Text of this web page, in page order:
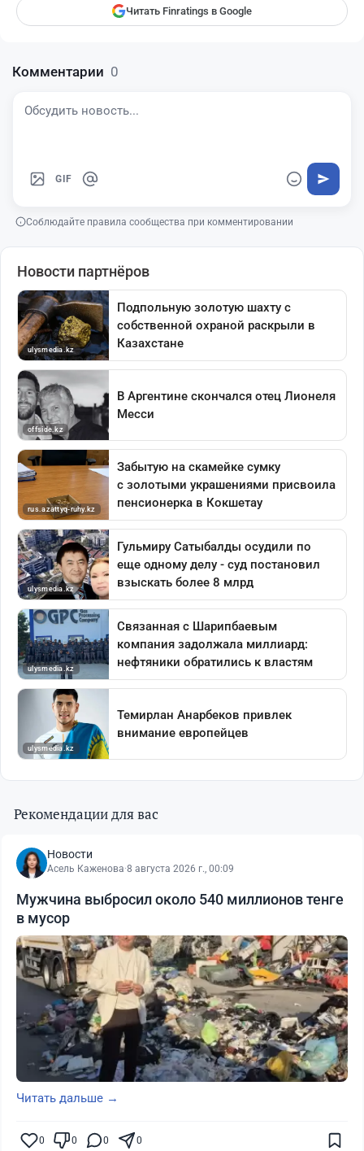
Читать Finratings в Google
Комментарии 0
GIF
Соблюдайте правила сообщества при комментировании
Рекомендации для вас
Новости
Асель Каженова·8 августа 2026 г., 00:09
Мужчина выбросил около 540 миллионов тенге
в мусор
Читать дальше →
0 0 0 0